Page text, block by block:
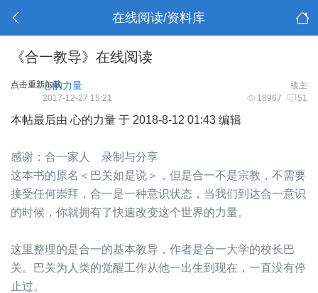
在线阅读/资料库
《合一教导》在线阅读
点击重新加载 楼主
心的力量
18967 51
2017-12-27 15:21
本帖最后由 心的力量 于 2018-8-12 01:43 编辑
感谢：合一家人 录制与分享
这本书的原名＜巴关如是说＞，但是合一不是宗教，不需要
接受任何崇拜，合一是一种意识状态，当我们到达合一意识
的时候，你就拥有了快速改变这个世界的力量。
这里整理的是合一的基本教导，作者是合一大学的校长巴
关。巴关为人类的觉醒工作从他一出生到现在，一直没有停
止过。